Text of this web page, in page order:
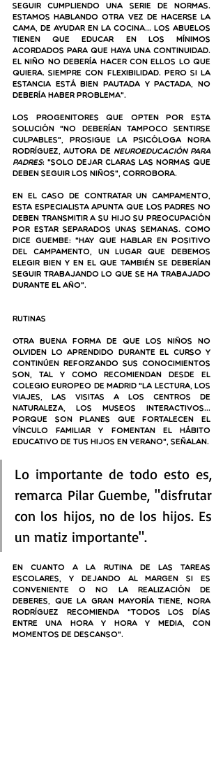
seguir cumpliendo una serie de normas.
Estamos hablando otra vez de hacerse la
cama, de ayudar en la cocina… Los abuelos
tienen que educar en los mínimos
acordados para que haya una continuidad.
El niño no debería hacer con ellos lo que
quiera. Siempre con flexibilidad. Pero si la
estancia está bien pautada y pactada, no
debería haber problema".
Los progenitores que opten por esta
solución "no deberían tampoco sentirse
culpables", prosigue la psicóloga Nora
Rodríguez, autora de Neuroeducación para
padres: "solo dejar claras las normas que
deben seguir los niños", corrobora.
En el caso de contratar un campamento,
esta especialista apunta que los padres no
deben transmitir a su hijo su preocupación
por estar separados unas semanas. Como
dice Guembe: "hay que hablar en positivo
del campamento, un lugar que debemos
elegir bien y en el que también se deberían
seguir trabajando lo que se ha trabajado
durante el año".
Rutinas
Otra buena forma de que los niños no
olviden lo aprendido durante el curso y
continúen reforzando sus conocimientos
son, tal y como recomiendan desde el
Colegio Europeo de Madrid "la lectura, los
viajes, las visitas a los centros de
naturaleza, los museos interactivos…
Porque son planes que fortalecen el
vínculo familiar y fomentan el hábito
Lo importante de todo esto es,
remarca Pilar Guembe, "disfrutar
con los hijos, no de los hijos. Es
un matiz importante".
En cuanto a la rutina de las tareas
escolares, y dejando al margen si es
conveniente o no la realización de
deberes, que la gran mayoría tiene, Nora
Rodríguez recomienda "todos los días
entre una hora y hora y media, con
momentos de descanso".